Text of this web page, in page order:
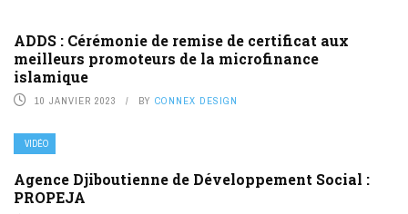
ADDS : Cérémonie de remise de certificat aux
meilleurs promoteurs de la microfinance
islamique
10 JANVIER 2023 BY CONNEX DESIGN
VIDÉO
Agence Djiboutienne de Développement Social :
PROPEJA